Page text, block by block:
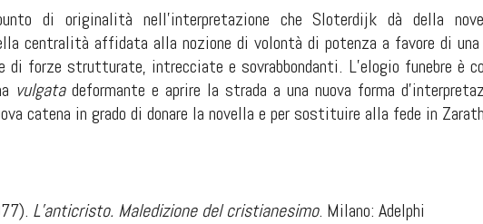
di originalità nell’interpretazione che Sloterdijk dà della
centralità affidata alla nozione di volontà di potenza a favore di
di forze strutturate, intrecciate e sovrabbondanti. L’elogio funebre è
vulgata deformante e aprire la strada a una nuova forma
catena in grado di donare la novella e per sostituire alla fede in
L’anticristo. Maledizione del cristianesimo. Milano: Adelphi